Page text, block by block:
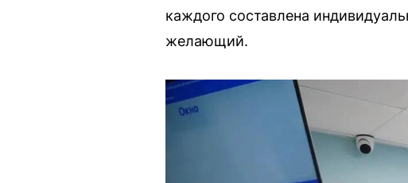
каждого составлена
желающий.